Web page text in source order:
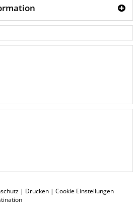
| Drucken | Cookie Einstellungen